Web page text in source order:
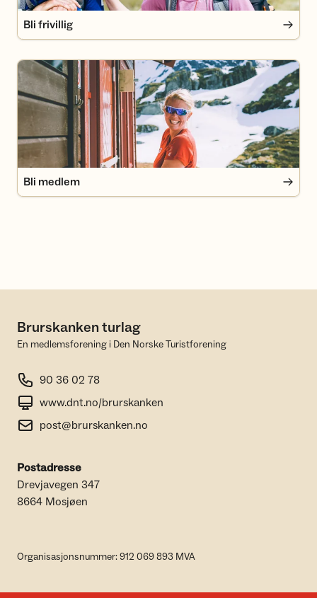
Bli frivillig
Bli medlem
Bli medlem
Brurskanken turlag
En medlemsforening i Den Norske Turistforening
90 36 02 78
www.dnt.no/brurskanken
post@brurskanken.no
Postadresse
Drevjavegen 347
8664 Mosjøen
Organisasjonsnummer: 912 069 893 MVA